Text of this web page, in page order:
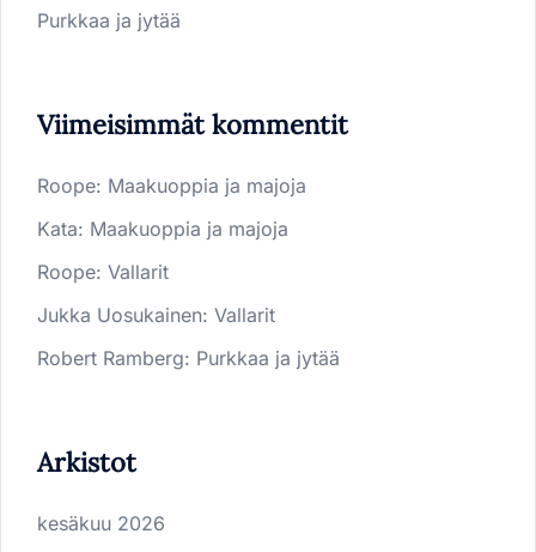
Purkkaa ja jytää
Viimeisimmät kommentit
Roope: Maakuoppia ja majoja
Kata: Maakuoppia ja majoja
Roope: Vallarit
Jukka Uosukainen: Vallarit
Robert Ramberg: Purkkaa ja jytää
Arkistot
kesäkuu 2026